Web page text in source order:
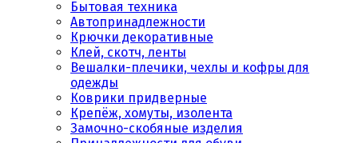
Бытовая техника
Автопринадлежности
Крючки декоративные
Клей, скотч, ленты
Вешалки-плечики, чехлы и кофры для
одежды
Коврики придверные
Крепёж, хомуты, изолента
Замочно-скобяные изделия